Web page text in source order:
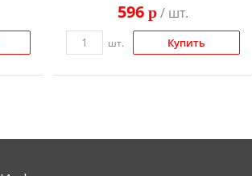
596 p/ шт.
шт. Купить